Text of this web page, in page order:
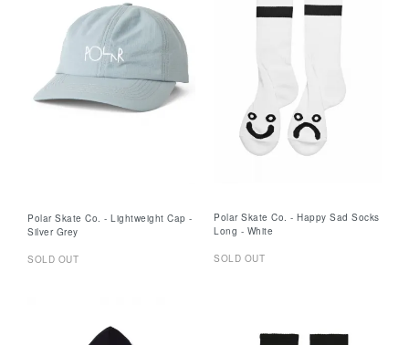
Polar Skate Co. - Lightweight Cap -
Silver Grey
SOLD OUT
Polar Skate Co. - Happy Sad Socks
Long - White
SOLD OUT